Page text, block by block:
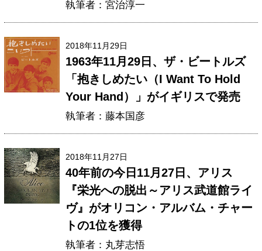
執筆者：宮治淳一
2018年11月29日
1963年11月29日、ザ・ビートルズ
「抱きしめたい（I Want To Hold
Your Hand）」がイギリスで発売
執筆者：藤本国彦
2018年11月27日
40年前の今日11月27日、アリス
『栄光への脱出～アリス武道館ライ
ヴ』がオリコン・アルバム・チャー
トの1位を獲得
執筆者：丸芽志悟